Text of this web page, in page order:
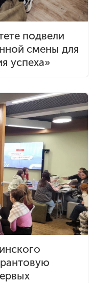
подвели
смены для
успеха»